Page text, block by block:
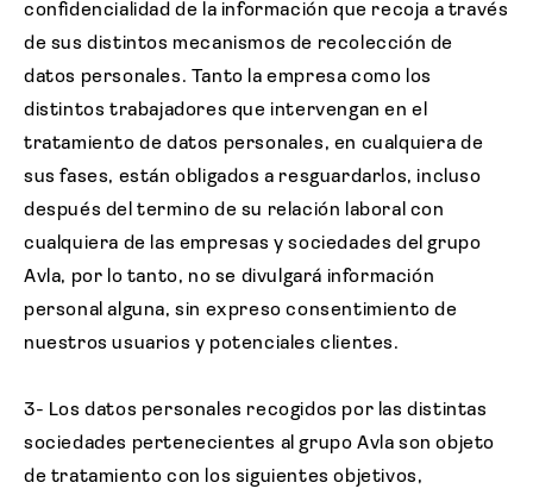
confidencialidad de la información que recoja a través
de sus distintos mecanismos de recolección de
datos personales. Tanto la empresa como los
distintos trabajadores que intervengan en el
tratamiento de datos personales, en cualquiera de
sus fases, están obligados a resguardarlos, incluso
después del termino de su relación laboral con
cualquiera de las empresas y sociedades del grupo
Avla, por lo tanto, no se divulgará información
personal alguna, sin expreso consentimiento de
nuestros usuarios y potenciales clientes.
3- Los datos personales recogidos por las distintas
sociedades pertenecientes al grupo Avla son objeto
de tratamiento con los siguientes objetivos,